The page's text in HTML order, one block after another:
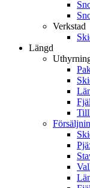
Verkstad
Längd